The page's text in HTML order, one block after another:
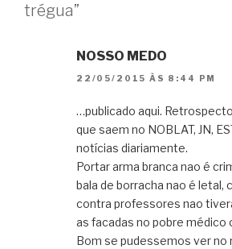
trégua”
NOSSO MEDO
22/05/2015 ÀS 8:44 PM
…publicado aqui.
que saem no NOBLAT, JN,
notícias diariamente.
Portar arma branca nao é
bala de borracha nao é letal,
contra professores nao
as facadas no pobre médico
Bom se pudessemos ver no